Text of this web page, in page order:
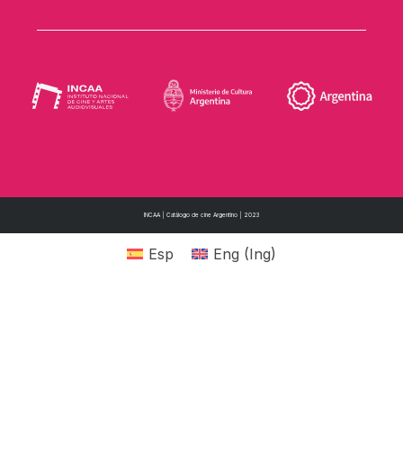
INCAA | Catálogo de cine Argentino | 2023
Esp Eng (Ing)